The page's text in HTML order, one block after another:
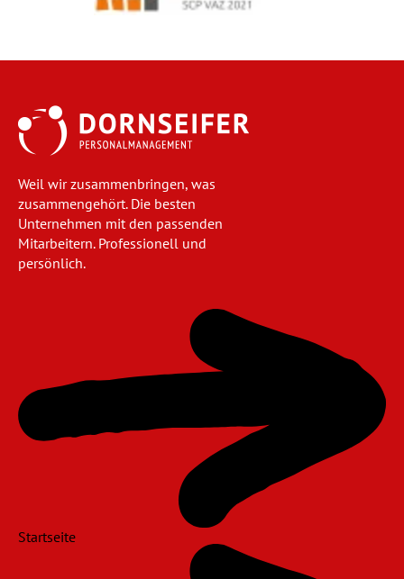
Weil wir zusammenbringen, was
zusammengehört. Die besten
Unternehmen mit den passenden
Mitarbeitern. Professionell und
persönlich.
Startseite